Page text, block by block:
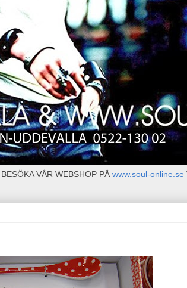
VÅR WEBSHOP PÅ www.soul-online.se